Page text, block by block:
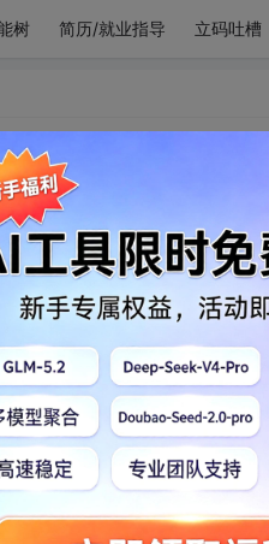
树 简历/就业指导 立码吐槽
起这么多年，我
想过娶别的女人。
到动态 举报